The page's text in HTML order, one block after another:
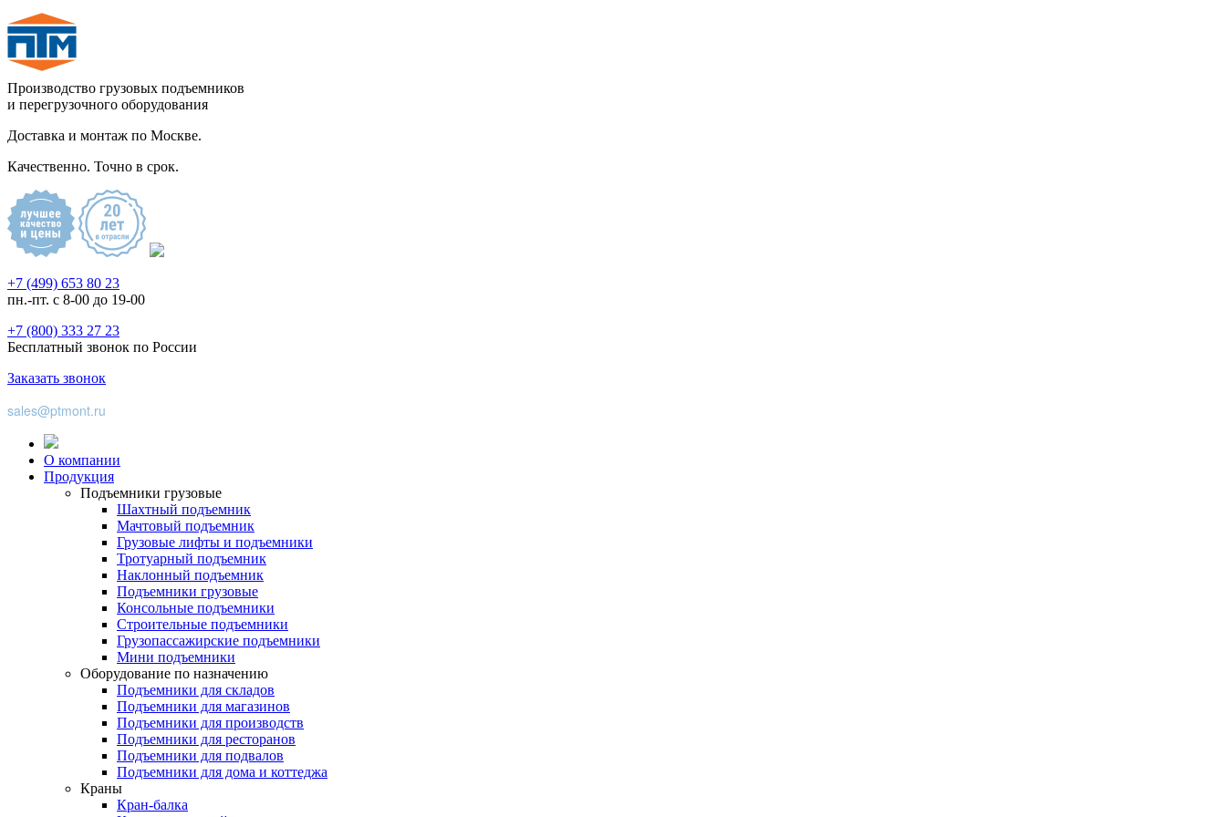
Производство грузовых подъемников
и перегрузочного оборудования
Доставка и монтаж по Москве.
Качественно. Точно в срок.
+7 (499) 653 80 23
пн.-пт. с 8-00 до 19-00
+7 (800) 333 27 23
Бесплатный звонок по России
Заказать звонок
sales@ptmont.ru
О компании
Продукция
Подъемники грузовые
Шахтный подъемник
Мачтовый подъемник
Грузовые лифты и подъемники
Тротуарный подъемник
Наклонный подъемник
Подъемники грузовые
Консольные подъемники
Строительные подъемники
Грузопассажирские подъемники
Мини подъемники
Оборудование по назначению
Подъемники для складов
Подъемники для магазинов
Подъемники для производств
Подъемники для ресторанов
Подъемники для подвалов
Подъемники для дома и коттеджа
Краны
Кран-балка